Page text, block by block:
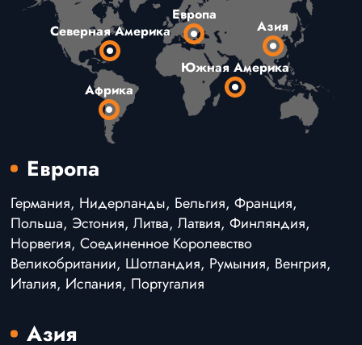
Европа
Германия, Нидерланды, Бельгия, Франция,
Польша, Эстония, Литва, Латвия, Финляндия,
Норвегия, Соединенное Королевство
Великобритании, Шотландия, Румыния, Венгрия,
Италия, Испания, Португалия
Азия
Европа
Азия
Южная Америка
Северная Америка
Африка